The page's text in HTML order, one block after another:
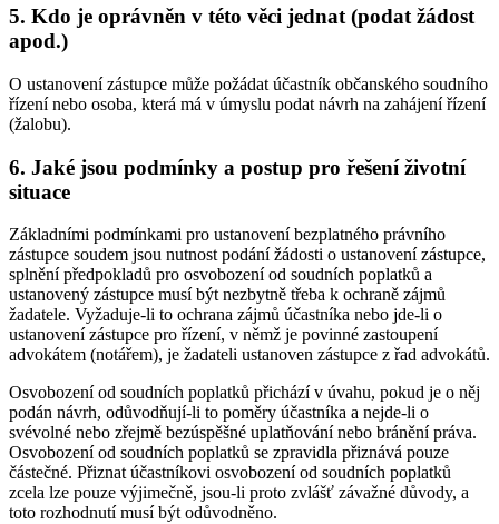
5. Kdo je oprávněn v této věci jednat (podat žádost
apod.)
O ustanovení zástupce může požádat účastník občanského soudního
řízení nebo osoba, která má v úmyslu podat návrh na zahájení řízení
(žalobu).
6. Jaké jsou podmínky a postup pro řešení životní
situace
Základními podmínkami pro ustanovení bezplatného právního
zástupce soudem jsou nutnost podání žádosti o ustanovení zástupce,
splnění předpokladů pro osvobození od soudních poplatků a
ustanovený zástupce musí být nezbytně třeba k ochraně zájmů
žadatele. Vyžaduje-li to ochrana zájmů účastníka nebo jde-li o
ustanovení zástupce pro řízení, v němž je povinné zastoupení
advokátem (notářem), je žadateli ustanoven zástupce z řad advokátů.
Osvobození od soudních poplatků přichází v úvahu, pokud je o něj
podán návrh, odůvodňují-li to poměry účastníka a nejde-li o
svévolné nebo zřejmě bezúspěšné uplatňování nebo bránění práva.
Osvobození od soudních poplatků se zpravidla přiznává pouze
částečné. Přiznat účastníkovi osvobození od soudních poplatků
zcela lze pouze výjimečně, jsou-li proto zvlášť závažné důvody, a
toto rozhodnutí musí být odůvodněno.